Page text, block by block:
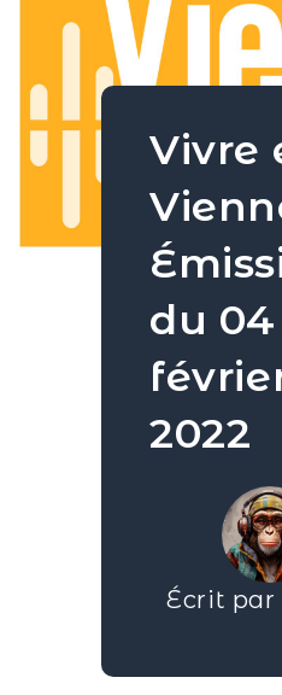
Vivre
du 04
2022
Écrit par